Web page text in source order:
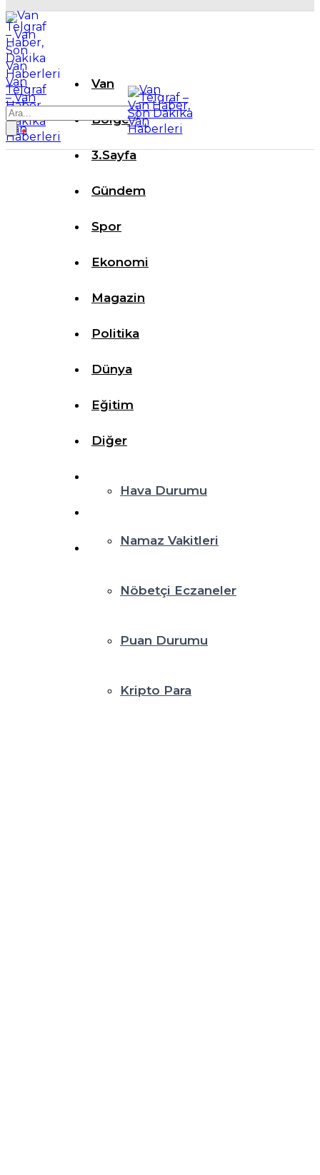
Van
Telgraf
– Van
Haber,
Son
Dakika
Van
Haberleri
Van
Bölge
3.Sayfa
Gündem
Spor
Ekonomi
Magazin
Politika
Dünya
Eğitim
Diğer
Hava Durumu
Namaz Vakitleri
Nöbetçi Eczaneler
Puan Durumu
Kripto Para